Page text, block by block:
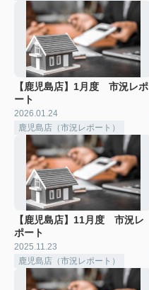
【鹿児島店】1月度 市況レポ
ート
2026.01.24
鹿児島店（市況レポート）
【鹿児島店】11月度 市況レ
ポート
2025.11.23
鹿児島店（市況レポート）